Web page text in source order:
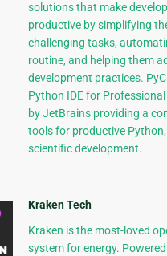
solutions that make
productive by simplifying
challenging tasks,
routine, and helping them
development practices.
Python IDE for Professional
by JetBrains providing a
tools for productive Python,
scientific development.
Kraken Tech
Kraken is the most-loved
system for energy.